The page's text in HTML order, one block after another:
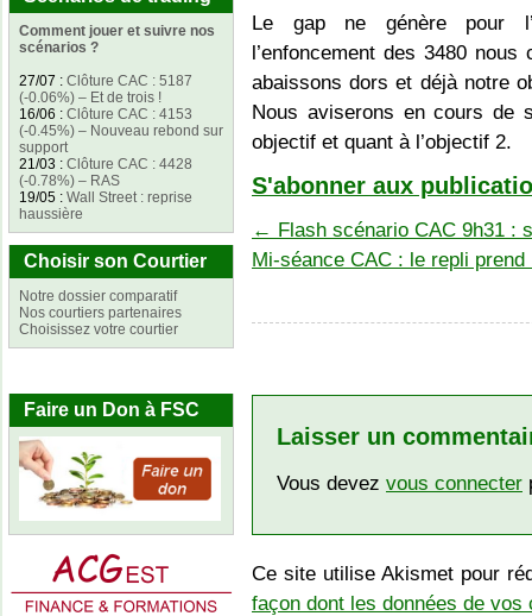
Comment jouer et suivre nos
scénarios ?
27/07 : Clôture CAC : 5187
(-0.06%) – Et de trois !
16/06 : Clôture CAC : 4153
(-0.45%) – Nouveau rebond sur
support
21/03 : Clôture CAC : 4428
(-0.78%) – RAS
19/05 : Wall Street : reprise
haussière
Choisir son Courtier
Notre dossier comparatif
Nos courtiers partenaires
Choisissez votre courtier
Faire un Don à FSC
Le gap ne génère pour
l’enfoncement des 3480
abaissons dors et déjà notre
Nous aviserons en cours de
objectif et quant à l’objectif 2.
S'abonner aux
← Flash scénario CAC 9h31 :
Mi-séance CAC : le repli
Laisser un
Vous devez vous connecter
Ce site utilise Akismet pour
façon dont les données de